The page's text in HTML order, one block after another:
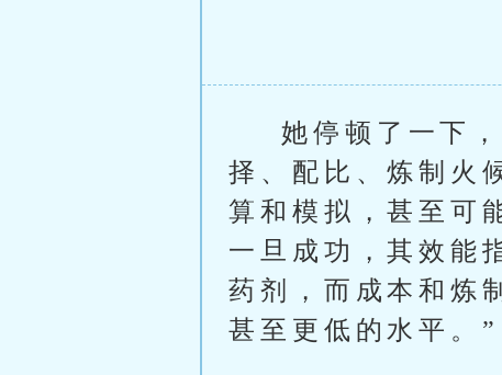
她停顿了一下
择、配比、炼制火
算和模拟，甚至可
一旦成功，其效能
药剂，而成本和炼
甚至更低的水平。”